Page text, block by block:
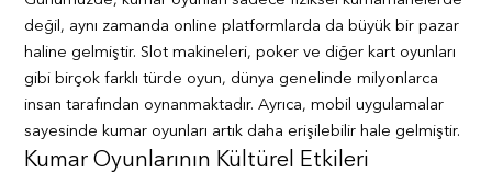
değil, aynı zamanda online platformlarda da büyük bir pazar
haline gelmiştir. Slot makineleri, poker ve diğer kart oyunları
gibi birçok farklı türde oyun, dünya genelinde milyonlarca
insan tarafından oynanmaktadır. Ayrıca, mobil uygulamalar
sayesinde kumar oyunları artık daha erişilebilir hale gelmiştir.
Kumar Oyunlarının Kültürel Etkileri